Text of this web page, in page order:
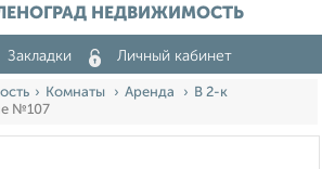
НЕДВИЖИМОСТЬ
Закладки Личный кабинет
Комнаты Аренда
В 2-к
№107